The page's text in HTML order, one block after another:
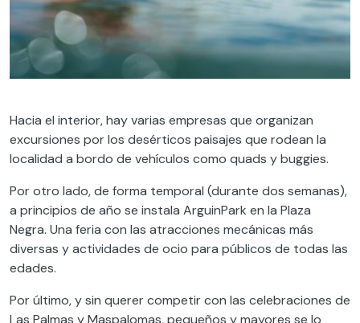
Hacia el interior, hay varias empresas que organizan
excursiones por los desérticos paisajes que rodean la
localidad a bordo de vehículos como quads y buggies.
Por otro lado, de forma temporal (durante dos semanas),
a principios de año se instala ArguinPark en la Plaza
Negra. Una feria con las atracciones mecánicas más
diversas y actividades de ocio para públicos de todas las
edades.
Por último, y sin querer competir con las celebraciones de
Las Palmas y Maspalomas, pequeños y mayores se lo